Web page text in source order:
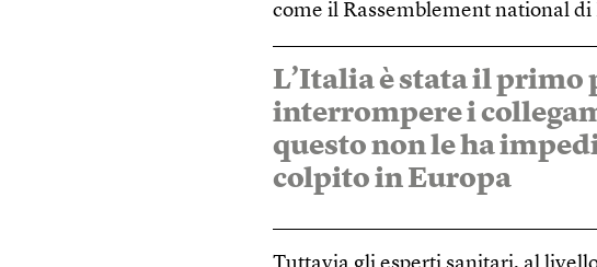
come il Rassemblement national
L’Italia è stata il primo
interrompere i
questo non le ha
colpito in Europa